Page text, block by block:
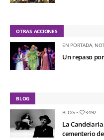
OTRAS ACCIONES
EN PORTADA,
Un repaso
BLOG
BLOG • 3492
La
cementerio